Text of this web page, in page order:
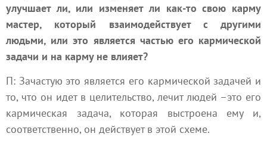
улучшает ли, или изменяет ли как-то свою карму
мастер, который взаимодействует с другими
людьми, или это является частью его кармической
задачи и на карму не влияет?
П: Зачастую это является его кармической задачей и
то, что он идет в целительство, лечит людей –это его
кармическая задача, которая выстроена ему и,
соответственно, он действует в этой схеме.